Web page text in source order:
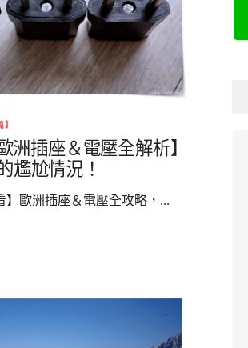
洲插座＆電壓全解析】
尷尬情況！
】歐洲插座＆電壓全攻略，...